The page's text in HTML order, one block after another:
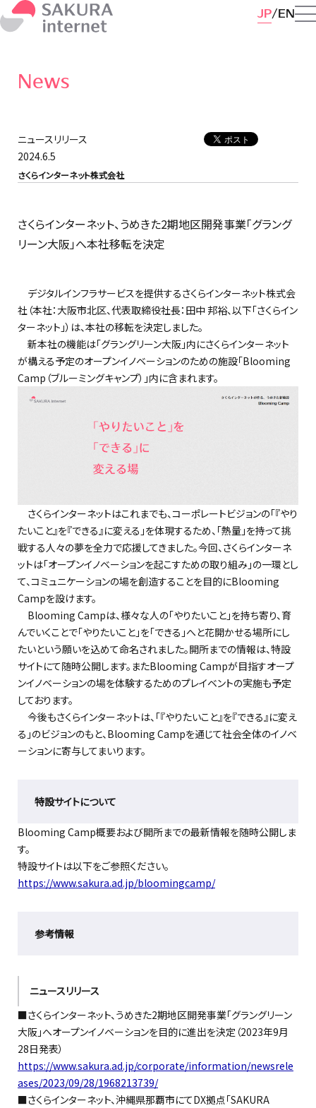
JP EN
News
ニュースリリース
2024.6.5
さくらインターネット株式会社
さくらインターネット、うめきた2期地区開発事業「グラング
リーン大阪」へ本社移転を決定
デジタルインフラサービスを提供するさくらインターネット株式会
社（本社：大阪市北区、代表取締役社長：田中 邦裕、以下「さくらイン
ターネット」）は、本社の移転を決定しました。
新本社の機能は「グラングリーン大阪」内にさくらインターネット
が構える予定のオープンイノベーションのための施設「Blooming
Camp（ブルーミングキャンプ）」内に含まれます。
さくらインターネットはこれまでも、コーポレートビジョンの「『やり
たいこと』を『できる』に変える」を体現するため、「熱量」を持って挑
戦する人々の夢を全力で応援してきました。今回、さくらインターネ
ットは「オープンイノベーションを起こすための取り組み」の一環とし
て、コミュニケーションの場を創造することを目的にBlooming
Campを設けます。
Blooming Campは、様々な人の「やりたいこと」を持ち寄り、育
んでいくことで「やりたいこと」を「できる」へと花開かせる場所にし
たいという願いを込めて命名されました。開所までの情報は、特設
サイトにて随時公開します。またBlooming Campが目指すオープ
ンイノベーションの場を体験するためのプレイベントの実施も予定
しております。
今後もさくらインターネットは、「『やりたいこと』を『できる』に変え
る」のビジョンのもと、Blooming Campを通じて社会全体のイノベ
ーションに寄与してまいります。
特設サイトについて
Blooming Camp概要および開所までの最新情報を随時公開しま
す。
特設サイトは以下をご参照ください。
https://www.sakura.ad.jp/bloomingcamp/
参考情報
ニュースリリース
■さくらインターネット、うめきた2期地区開発事業「グラングリーン
大阪」へオープンイノベーションを目的に進出を決定（2023年9月
28日発表）
https://www.sakura.ad.jp/corporate/information/newsrele
ases/2023/09/28/1968213739/
■さくらインターネット、沖縄県那覇市にてDX拠点「SAKURA